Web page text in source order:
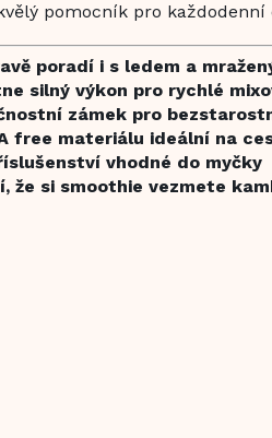
pomocník pro každodenní
poradí i s ledem a
silný výkon pro rychlé
zámek pro
free materiálu ideální na
vhodné do myčky
že si smoothie vezmete